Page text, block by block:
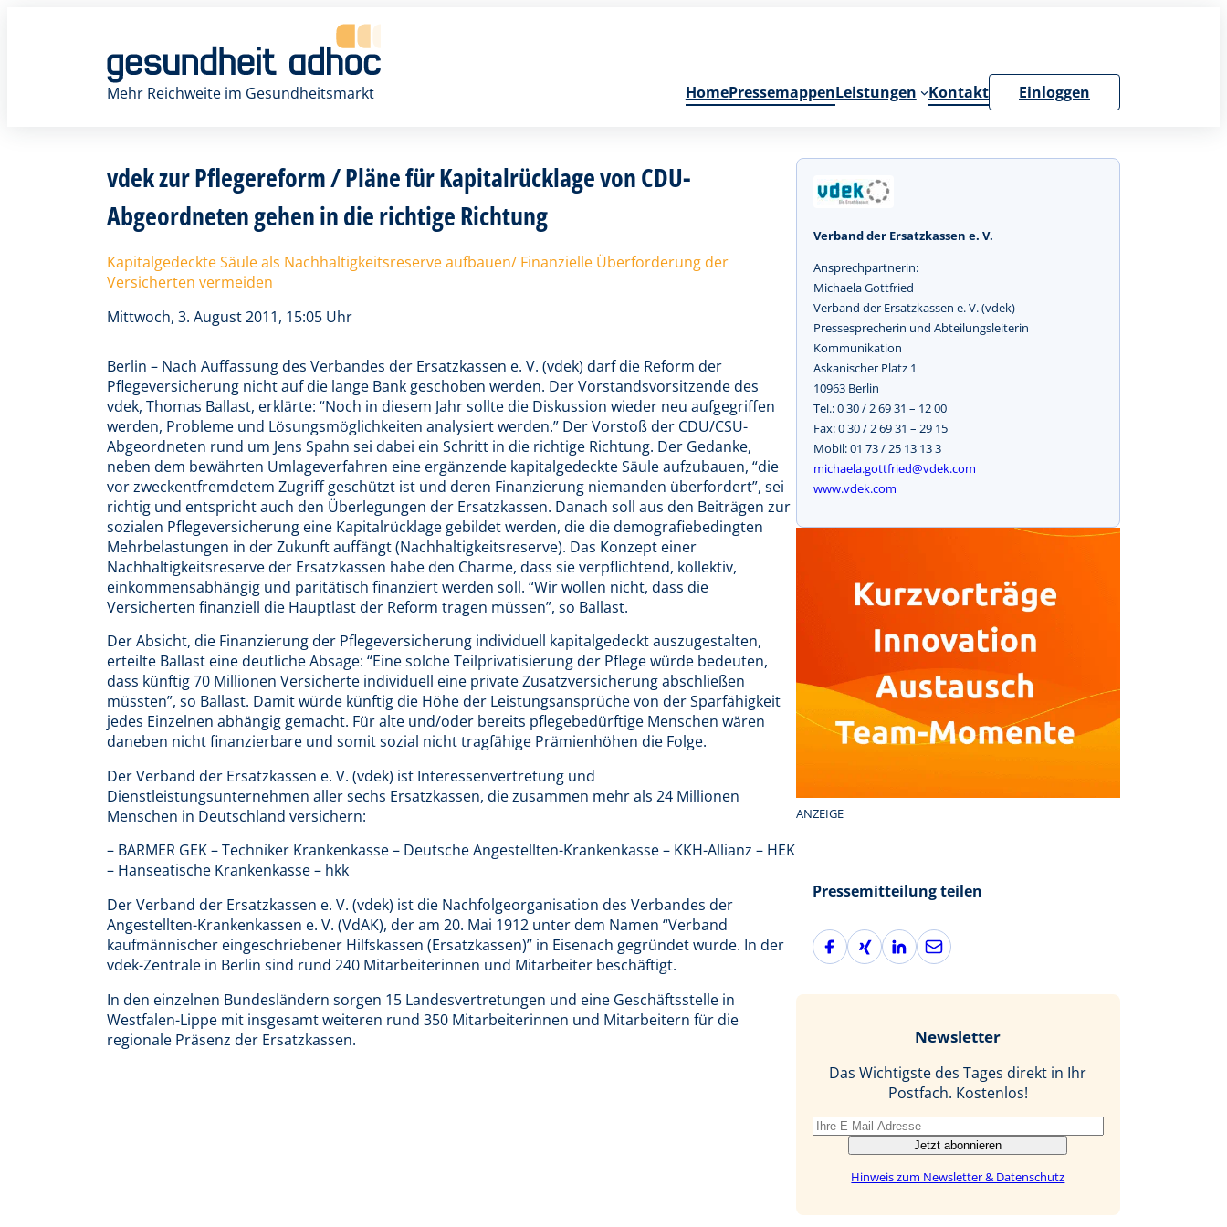
Mehr Reichweite im Gesundheitsmarkt
HomePressemappenLeistungen Kontakt Einloggen
vdek zur Pflegereform / Pläne für Kapitalrücklage von CDU-
Abgeordneten gehen in die richtige Richtung
Kapitalgedeckte Säule als Nachhaltigkeitsreserve aufbauen/ Finanzielle Überforderung der
Versicherten vermeiden
Mittwoch, 3. August 2011, 15:05 Uhr
Berlin – Nach Auffassung des Verbandes der Ersatzkassen e. V. (vdek) darf die Reform der
Pflegeversicherung nicht auf die lange Bank geschoben werden. Der Vorstandsvorsitzende des
vdek, Thomas Ballast, erklärte: “Noch in diesem Jahr sollte die Diskussion wieder neu aufgegriffen
werden, Probleme und Lösungsmöglichkeiten analysiert werden.” Der Vorstoß der CDU/CSU-
Abgeordneten rund um Jens Spahn sei dabei ein Schritt in die richtige Richtung. Der Gedanke,
neben dem bewährten Umlageverfahren eine ergänzende kapitalgedeckte Säule aufzubauen, “die
vor zweckentfremdetem Zugriff geschützt ist und deren Finanzierung niemanden überfordert”, sei
richtig und entspricht auch den Überlegungen der Ersatzkassen. Danach soll aus den Beiträgen zur
sozialen Pflegeversicherung eine Kapitalrücklage gebildet werden, die die demografiebedingten
Mehrbelastungen in der Zukunft auffängt (Nachhaltigkeitsreserve). Das Konzept einer
Nachhaltigkeitsreserve der Ersatzkassen habe den Charme, dass sie verpflichtend, kollektiv,
einkommensabhängig und paritätisch finanziert werden soll. “Wir wollen nicht, dass die
Versicherten finanziell die Hauptlast der Reform tragen müssen”, so Ballast.
Der Absicht, die Finanzierung der Pflegeversicherung individuell kapitalgedeckt auszugestalten,
erteilte Ballast eine deutliche Absage: “Eine solche Teilprivatisierung der Pflege würde bedeuten,
dass künftig 70 Millionen Versicherte individuell eine private Zusatzversicherung abschließen
müssten”, so Ballast. Damit würde künftig die Höhe der Leistungsansprüche von der Sparfähigkeit
jedes Einzelnen abhängig gemacht. Für alte und/oder bereits pflegebedürftige Menschen wären
daneben nicht finanzierbare und somit sozial nicht tragfähige Prämienhöhen die Folge.
Der Verband der Ersatzkassen e. V. (vdek) ist Interessenvertretung und
Dienstleistungsunternehmen aller sechs Ersatzkassen, die zusammen mehr als 24 Millionen
Menschen in Deutschland versichern:
– BARMER GEK – Techniker Krankenkasse – Deutsche Angestellten-Krankenkasse – KKH-Allianz – HEK
– Hanseatische Krankenkasse – hkk
Der Verband der Ersatzkassen e. V. (vdek) ist die Nachfolgeorganisation des Verbandes der
Angestellten-Krankenkassen e. V. (VdAK), der am 20. Mai 1912 unter dem Namen “Verband
kaufmännischer eingeschriebener Hilfskassen (Ersatzkassen)” in Eisenach gegründet wurde. In der
vdek-Zentrale in Berlin sind rund 240 Mitarbeiterinnen und Mitarbeiter beschäftigt.
In den einzelnen Bundesländern sorgen 15 Landesvertretungen und eine Geschäftsstelle in
Westfalen-Lippe mit insgesamt weiteren rund 350 Mitarbeiterinnen und Mitarbeitern für die
regionale Präsenz der Ersatzkassen.
Verband der Ersatzkassen e. V.
Ansprechpartnerin:
Michaela Gottfried
Verband der Ersatzkassen e. V. (vdek)
Pressesprecherin und Abteilungsleiterin
Kommunikation
Askanischer Platz 1
10963 Berlin
Tel.: 0 30 / 2 69 31 – 12 00
Fax: 0 30 / 2 69 31 – 29 15
Mobil: 01 73 / 25 13 13 3
michaela.gottfried@vdek.com
www.vdek.com
ANZEIGE
Pressemitteilung teilen
F
a
X
i
L
i
n
E
-
l
Newsletter
Das Wichtigste des Tages direkt in Ihr
Postfach. Kostenlos!
Jetzt abonnieren
Hinweis zum Newsletter & Datenschutz